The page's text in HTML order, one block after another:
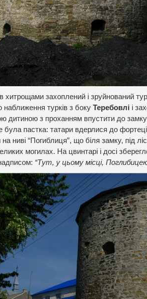
хитрощами захоплений і зруйнований
наближення турків з боку Теребовлі і
дитиною з проханням впустити до
пастка: татари вдерлися до фортеці
ниві “Погиблиця”, що біля замку, під
могилах. На цвинтарі і досі
“Тут, у цьому місці,